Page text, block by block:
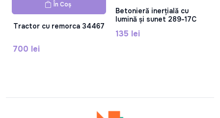
În Coș
Tractor cu remorca 34467
700 lei
Betonieră inerțială cu
lumină și sunet 289-17C
135 lei